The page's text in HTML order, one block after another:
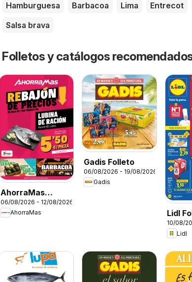
Hamburguesa Barbacoa Lima Entrecot
Salsa brava
Folletos y catálogos
AhorraMas
Folleto
06/08/2026 - 12/08/2026
AhorraMas
Gadis Folleto
06/08/2026 - 19/08/2026
Gadis
Lidl
10/08/
Lidl